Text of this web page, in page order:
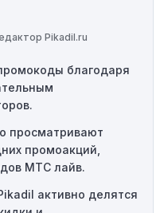
не
он не сработает.
минимального
право на скидку. Если
указанному порогу,
Действие некоторых
определенными
вы находитесь за
Pikadil.ru
благодаря
просматривают
промоакций,
МТС лайв.
активно делятся